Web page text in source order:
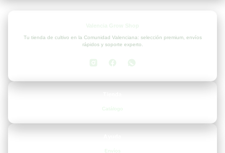
Tu tienda de cultivo en la Comunidad Valenciana: selección premium, envíos
rápidos y soporte experto.
Catálogo
Envíos